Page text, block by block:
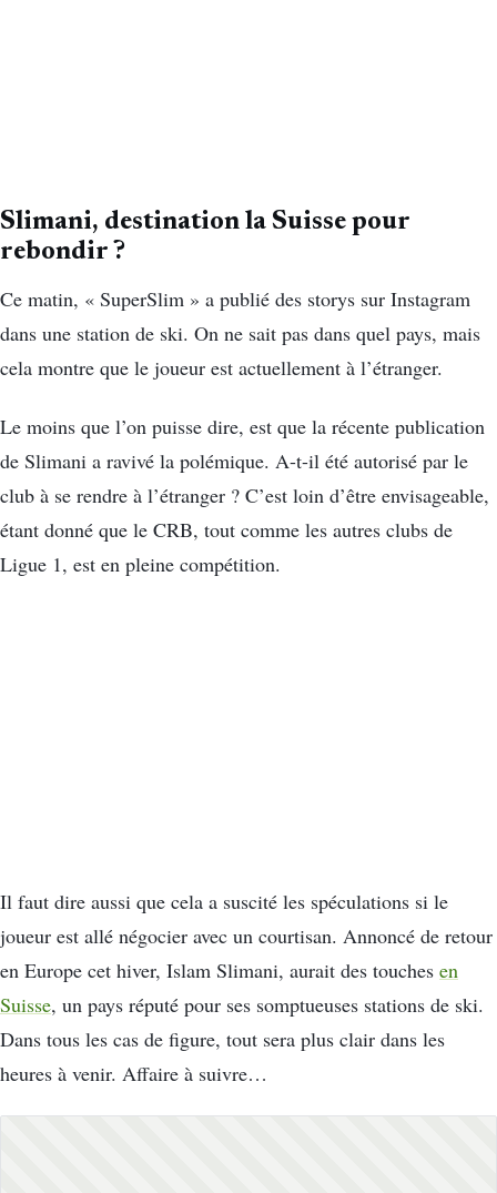
Slimani, destination la Suisse pour
rebondir ?
Ce matin, « SuperSlim » a publié des storys sur Instagram
dans une station de ski. On ne sait pas dans quel pays, mais
cela montre que le joueur est actuellement à l’étranger.
Le moins que l’on puisse dire, est que la récente publication
de Slimani a ravivé la polémique. A-t-il été autorisé par le
club à se rendre à l’étranger ? C’est loin d’être envisageable,
étant donné que le CRB, tout comme les autres clubs de
Ligue 1, est en pleine compétition.
Il faut dire aussi que cela a suscité les spéculations si le
joueur est allé négocier avec un courtisan. Annoncé de retour
en Europe cet hiver, Islam Slimani, aurait des touches en
Suisse, un pays réputé pour ses somptueuses stations de ski.
Dans tous les cas de figure, tout sera plus clair dans les
heures à venir. Affaire à suivre…